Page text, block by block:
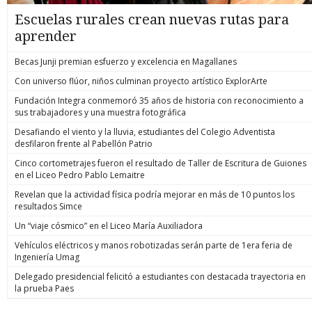
Escuelas rurales crean nuevas rutas para
aprender
Becas Junji premian esfuerzo y excelencia en Magallanes
Con universo flúor, niños culminan proyecto artístico ExplorArte
Fundación Integra conmemoró 35 años de historia con reconocimiento a
sus trabajadores y una muestra fotográfica
Desafiando el viento y la lluvia, estudiantes del Colegio Adventista
desfilaron frente al Pabellón Patrio
Cinco cortometrajes fueron el resultado de Taller de Escritura de Guiones
en el Liceo Pedro Pablo Lemaitre
Revelan que la actividad física podría mejorar en más de 10 puntos los
resultados Simce
Un “viaje cósmico” en el Liceo María Auxiliadora
Vehículos eléctricos y manos robotizadas serán parte de 1era feria de
Ingeniería Umag
Delegado presidencial felicitó a estudiantes con destacada trayectoria en
la prueba Paes